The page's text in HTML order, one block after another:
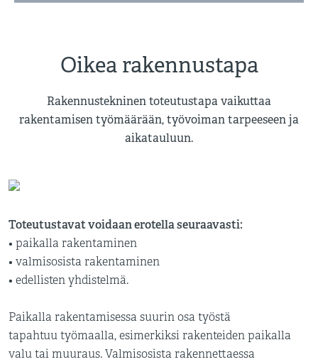
Oikea rakennustapa
Rakennustekninen toteutustapa vaikuttaa
rakentamisen työmäärään, työvoiman tarpeeseen ja
aikatauluun.
Toteutustavat voidaan erotella seuraavasti:
• paikalla rakentaminen
• valmisosista rakentaminen
• edellisten yhdistelmä.
Paikalla rakentamisessa suurin osa työstä
tapahtuu työmaalla, esimerkiksi rakenteiden paikalla
valu tai muuraus. Valmisosista rakennettaessa